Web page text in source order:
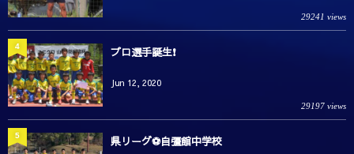
29241 views
プロ選手誕生❗️
Jun 12, 2020
29197 views
4
県リーグ⚽️自彊館中学校
5